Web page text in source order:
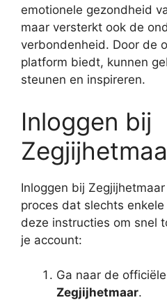
emotionele gezondheid
maar versterkt ook de
verbondenheid. Door de
platform biedt, kunnen
steunen en inspireren.
Inloggen bij
Inloggen bij
proces dat slechts
deze instructies om snel
je account:
Ga naar de
Zegjijhetmaar.